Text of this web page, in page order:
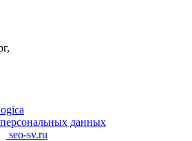
данных
seo-sv.ru